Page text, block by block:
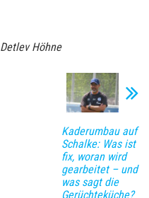
Detlev Höhne
Kaderumbau auf
Schalke: Was ist
fix, woran wird
gearbeitet – und
was sagt die
Gerüchteküche?